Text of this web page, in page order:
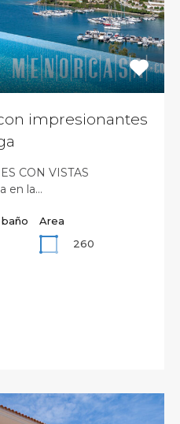
impresionantes
CON VISTAS
en la…
Area
260